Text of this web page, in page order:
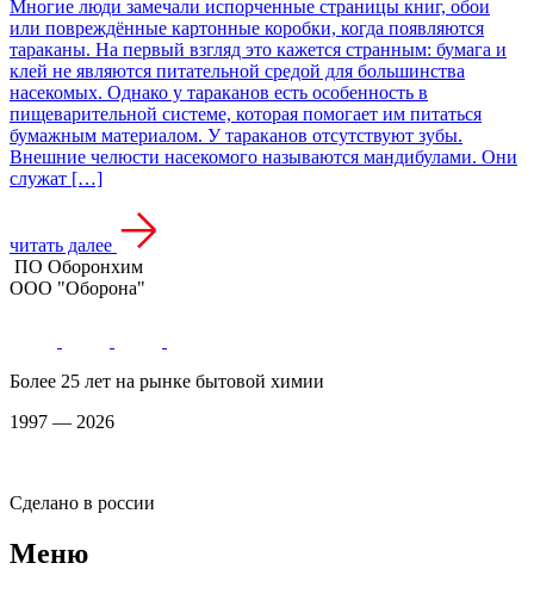
Многие люди замечали испорченные страницы книг, обои
или повреждённые картонные коробки, когда появляются
тараканы. На первый взгляд это кажется странным: бумага и
клей не являются питательной средой для большинства
насекомых. Однако у тараканов есть особенность в
пищеварительной системе, которая помогает им питаться
бумажным материалом. У тараканов отсутствуют зубы.
Внешние челюсти насекомого называются мандибулами. Они
служат […]
читать далее
ПО Оборонхим
ООО "Оборона"
Более 25 лет на рынке бытовой химии
1997 — 2026
Сделано в россии
Меню